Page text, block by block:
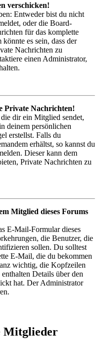
verschicken!
Entweder bist du nicht
oder die Board-
für das komplette
es sein, dass der
Nachrichten zu
einen Administrator,
Private Nachrichten!
dir ein Mitglied sendet,
deinem persönlichen
erstellst. Falls du
erhältst, so kannst du
Dieser kann dem
Private Nachrichten zu
Mitglied dieses Forums
E-Mail-Formular dieses
die Benutzer, die
sollen. Du solltest
E-Mail, die du bekommen
wichtig, die Kopfzeilen
Details über den
hat. Der Administrator
Mitglieder